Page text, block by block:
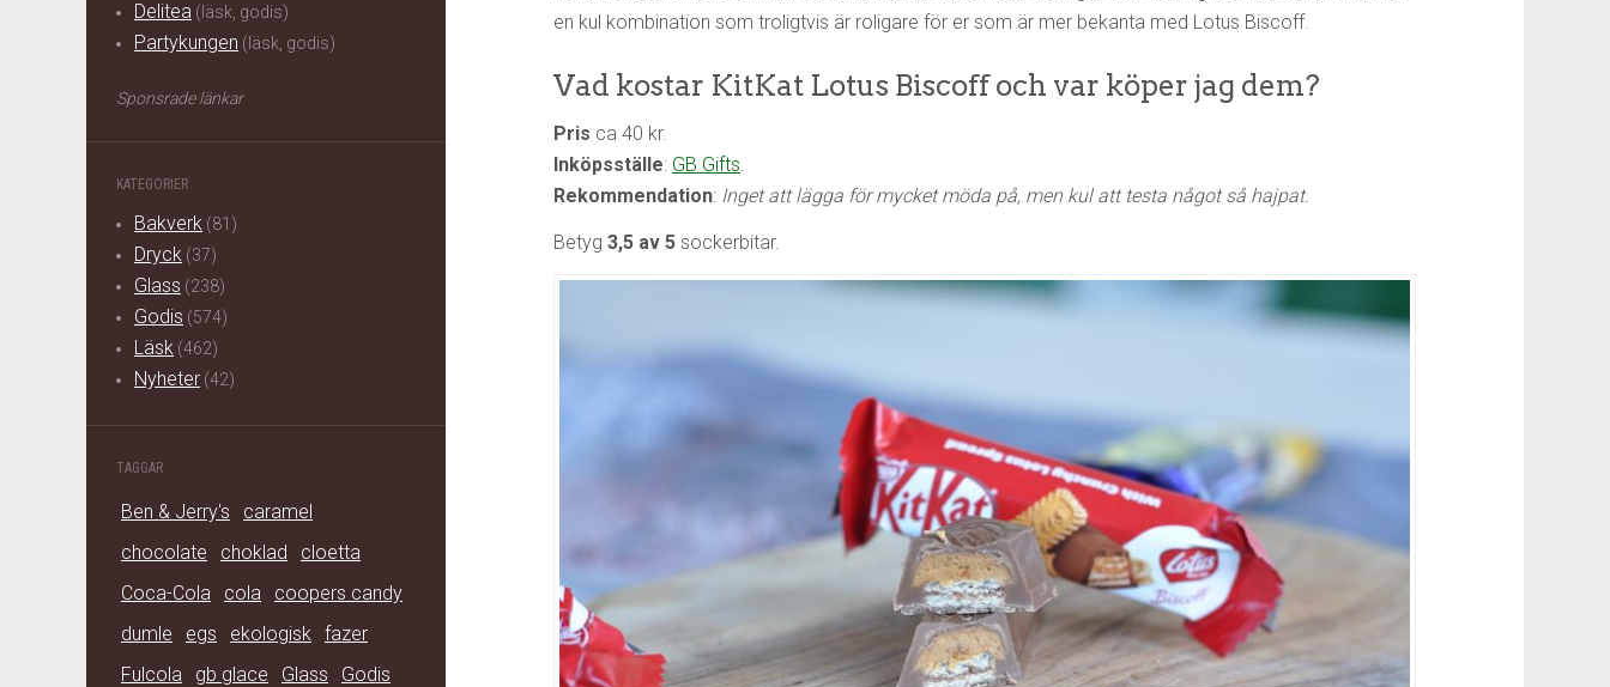
Delitea (läsk, godis)
Partykungen (läsk, godis)
Sponsrade länkar
KATEGORIER
Bakverk (81)
Dryck (37)
Glass (238)
Godis (574)
Läsk (462)
Nyheter (42)
TAGGAR
Ben & Jerry's
caramel
chocolate
choklad
cloetta
Coca-Cola
cola
coopers candy
dumle
egs ekologisk fazer
Fulcola
gb glace Glass
Godis
en kul kombination som troligtvis är roligare för er som är mer bekanta med Lotus Biscoff.
Vad kostar KitKat Lotus Biscoff och var köper jag dem?
Pris ca 40 kr.
Inköpsställe: GB Gifts.
Rekommendation: Inget att lägga för mycket möda på, men kul att testa något så hajpat.
Betyg 3,5 av 5 sockerbitar.